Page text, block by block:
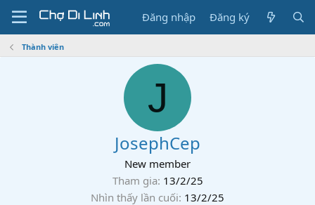
Đăng nhập Đăng ký
Thành viên
J
JosephCep
New member
Tham gia 13/2/25
Nhìn thấy lần cuối 13/2/25